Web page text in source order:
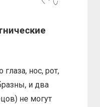
нос, рот,
и два
не могут